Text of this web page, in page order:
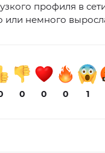
профиля в
или немного
0 0 0 1